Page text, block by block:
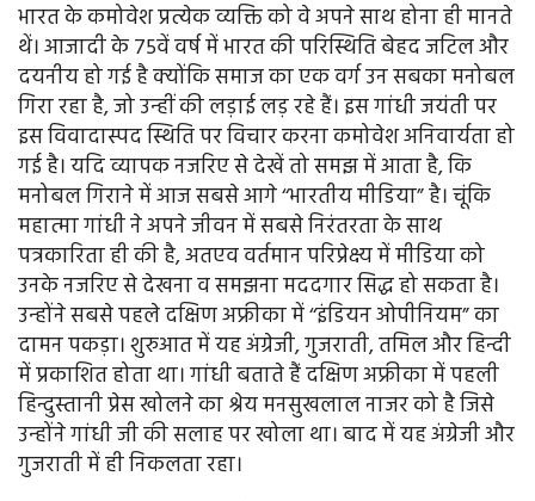
भारत के कमोवेश प्रत्येक व्यक्ति को वे अपने साथ होना ही मानते
थें। आजादी के 75वें वर्ष में भारत की परिस्थिति बेहद जटिल और
दयनीय हो गई है क्योंकि समाज का एक वर्ग उन सबका मनोबल
गिरा रहा है, जो उन्हीं की लड़ाई लड़ रहे हैं। इस गांधी जयंती पर
इस विवादास्पद स्थिति पर विचार करना कमोवेश अनिवार्यता हो
गई है। यदि व्यापक नजरिए से देखें तो समझ में आता है, कि
मनोबल गिराने में आज सबसे आगे ‘‘भारतीय मीडिया” है। चूंकि
महात्मा गांधी ने अपने जीवन में सबसे निरंतरता के साथ
पत्रकारिता ही की है, अतएव वर्तमान परिप्रेक्ष्य में मीडिया को
उनके नजरिए से देखना व समझना मददगार सिद्ध हो सकता है।
उन्होंने सबसे पहले दक्षिण अफ्रीका में ‘‘इंडियन ओपीनियम” का
दामन पकड़ा। शुरुआत में यह अंग्रेजी, गुजराती, तमिल और हिन्दी
में प्रकाशित होता था। गांधी बताते हैं दक्षिण अफ्रीका में पहली
हिन्दुस्तानी प्रेस खोलने का श्रेय मनसुखलाल नाजर को है जिसे
उन्होंने गांधी जी की सलाह पर खोला था। बाद में यह अंग्रेजी और
गुजराती में ही निकलता रहा।